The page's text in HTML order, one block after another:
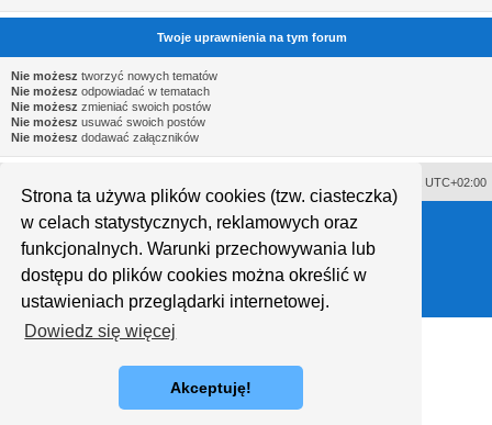
Strona ta używa plików cookies (tzw. ciasteczka)
w celach statystycznych, reklamowych oraz
funkcjonalnych. Warunki przechowywania lub
dostępu do plików cookies można określić w
ustawieniach przeglądarki internetowej.
Dowiedz się więcej
Akceptuję!
Twoje uprawnienia na tym forum
Nie możesz tworzyć nowych tematów
Nie możesz odpowiadać w tematach
Nie możesz zmieniać swoich postów
Nie możesz usuwać swoich postów
Nie możesz dodawać załączników
UTC+02:00
Technologię dostarcza phpBB® Forum Software © phpBB Limited
Polski pakiet językowy dostarczaphpBB.pl
Style proflat © 2017
Mazeltof